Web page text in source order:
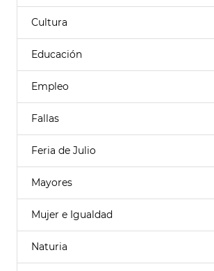
Cultura
Educación
Empleo
Fallas
Feria de Julio
Mayores
Mujer e Igualdad
Naturia